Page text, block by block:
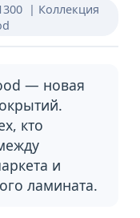
| Коллекция
— новая
кто
и
ламината.